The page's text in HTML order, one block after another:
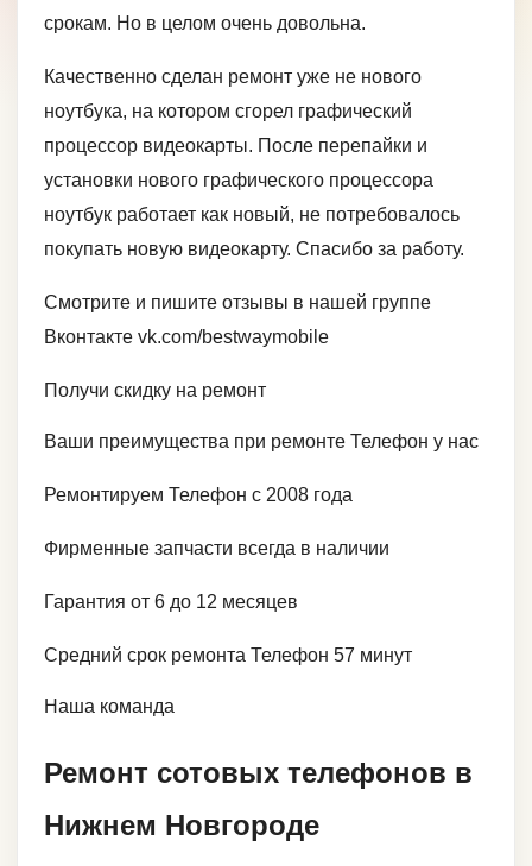
срокам. Но в целом очень довольна.
Качественно сделан ремонт уже не нового
ноутбука, на котором сгорел графический
процессор видеокарты. После перепайки и
установки нового графического процессора
ноутбук работает как новый, не потребовалось
покупать новую видеокарту. Спасибо за работу.
Смотрите и пишите отзывы в нашей группе
Вконтакте vk.com/bestwaymobile
Получи скидку на ремонт
Ваши преимущества при ремонте Телефон у нас
Ремонтируем Телефон с 2008 года
Фирменные запчасти всегда в наличии
Гарантия от 6 до 12 месяцев
Средний срок ремонта Телефон 57 минут
Наша команда
Ремонт сотовых телефонов в
Нижнем Новгороде